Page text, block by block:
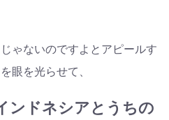
ゃないのですよとアピールす
眼を光らせて、
ンドネシアとうちの